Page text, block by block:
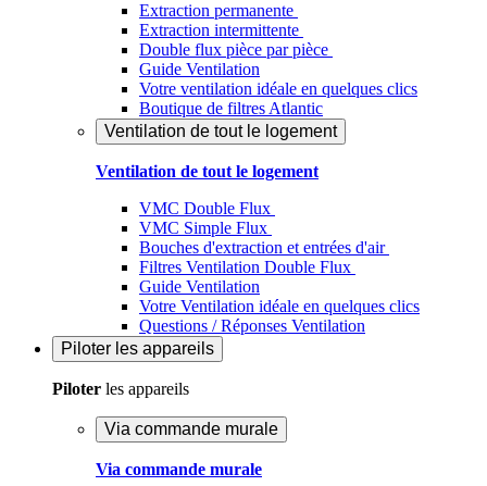
Extraction permanente
Extraction intermittente
Double flux pièce par pièce
Guide Ventilation
Votre ventilation idéale en quelques clics
Boutique de filtres Atlantic
Ventilation de tout le logement
Ventilation de tout le logement
VMC Double Flux
VMC Simple Flux
Bouches d'extraction et entrées d'air
Filtres Ventilation Double Flux
Guide Ventilation
Votre Ventilation idéale en quelques clics
Questions / Réponses Ventilation
Piloter les appareils
Piloter les appareils
Via commande murale
Via commande murale